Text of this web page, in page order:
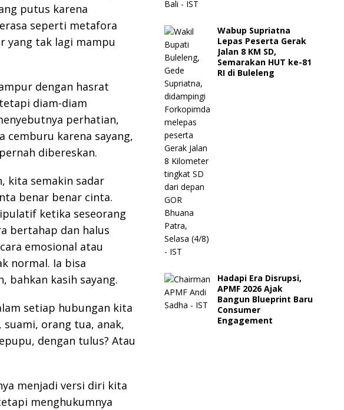
putus karena
seperti metafora
yang tak lagi mampu
dengan hasrat
diam-diam
perhatian,
cemburu karena sayang,
dibereskan.
kita semakin sadar
benar benar cinta.
ketika seseorang
bertahap dan halus
emosional atau
normal. Ia bisa
bahkan kasih sayang.
setiap hubungan kita
orang tua, anak,
dengan tulus? Atau
menjadi versi diri kita
menghukumnya
Wabup Supriatna
Lepas Peserta Gerak
Jalan 8 KM SD,
Semarakan HUT ke-81
RI di Buleleng
Hadapi Era Disrupsi,
APMF 2026 Ajak
Bangun Blueprint Baru
Consumer
Engagement